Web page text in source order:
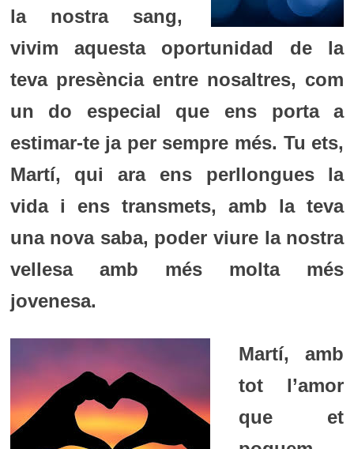
la nostra sang,
vivim aquesta oportunidad de la
teva presència entre nosaltres, com
un do especial que ens porta a
estimar-te ja per sempre més. Tu ets,
Martí, qui ara ens perllongues la
vida i ens transmets, amb la teva
una nova saba, poder viure la nostra
vellesa amb més molta més
jovenesa.
Martí, amb
tot l’amor
que et